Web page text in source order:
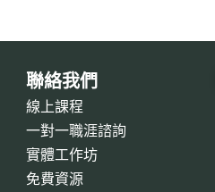
聯絡我們
線上課程
一對一職涯諮詢
實體工作坊
免費資源